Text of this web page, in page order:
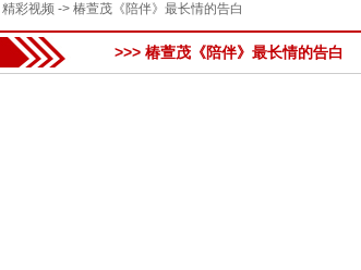
精彩视频 -> 椿萱茂《陪伴》最长情的告白
>>> 椿萱茂《陪伴》最长情的告白